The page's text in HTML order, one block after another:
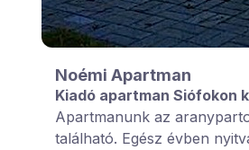
Noémi Apartman
Kiadó apartman Siófokon
Apartmanunk az
található. Egész évben